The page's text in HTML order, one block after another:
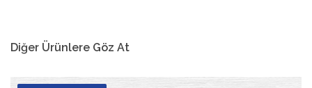
Diğer Ürünlere Göz At